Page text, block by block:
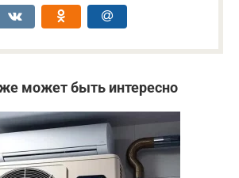
может быть интересно